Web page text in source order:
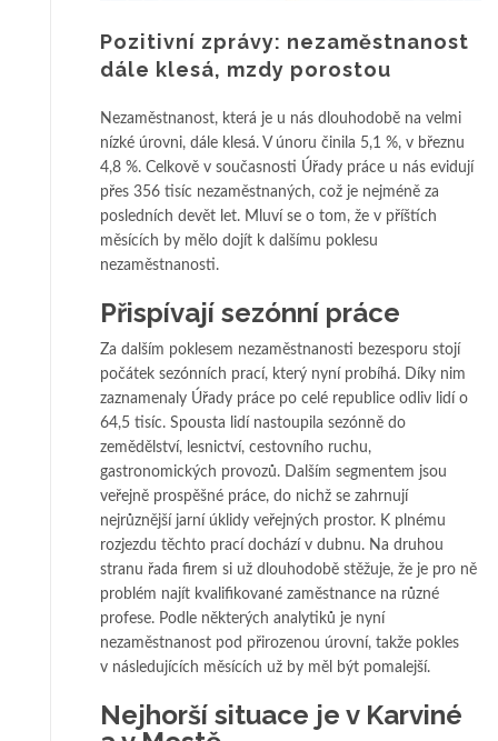
Pozitivní zprávy: nezaměstnanost
dále klesá, mzdy porostou
Nezaměstnanost, která je u nás dlouhodobě na velmi
nízké úrovni, dále klesá. V únoru činila 5,1 %, v březnu
4,8 %. Celkově v současnosti Úřady práce u nás evidují
přes 356 tisíc nezaměstnaných, což je nejméně za
posledních devět let. Mluví se o tom, že v příštích
měsících by mělo dojít k dalšímu poklesu
nezaměstnanosti.
Přispívají sezónní práce
Za dalším poklesem nezaměstnanosti bezesporu stojí
počátek sezónních prací, který nyní probíhá. Díky nim
zaznamenaly Úřady práce po celé republice odliv lidí o
64,5 tisíc. Spousta lidí nastoupila sezónně do
zemědělství, lesnictví, cestovního ruchu,
gastronomických provozů. Dalším segmentem jsou
veřejně prospěšné práce, do nichž se zahrnují
nejrůznější jarní úklidy veřejných prostor. K plnému
rozjezdu těchto prací dochází v dubnu. Na druhou
stranu řada firem si už dlouhodobě stěžuje, že je pro ně
problém najít kvalifikované zaměstnance na různé
profese. Podle některých analytiků je nyní
nezaměstnanost pod přirozenou úrovní, takže pokles
v následujících měsících už by měl být pomalejší.
Nejhorší situace je v Karviné